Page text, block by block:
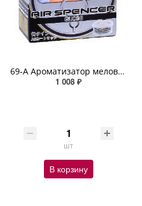
69-A Ароматизатор меловой GUCINI SPIRIT REFILL
1 008 ₽
шт
В корзину